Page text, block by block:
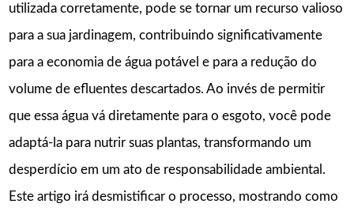
utilizada corretamente, pode se tornar um recurso valioso
para a sua jardinagem, contribuindo significativamente
para a economia de água potável e para a redução do
volume de efluentes descartados. Ao invés de permitir
que essa água vá diretamente para o esgoto, você pode
adaptá-la para nutrir suas plantas, transformando um
desperdício em um ato de responsabilidade ambiental.
Este artigo irá desmistificar o processo, mostrando como